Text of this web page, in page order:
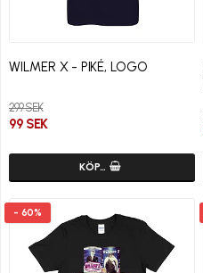
WILMER X - PIKÉ, LOGO
299 SEK
99 SEK
KÖP…
- 60%